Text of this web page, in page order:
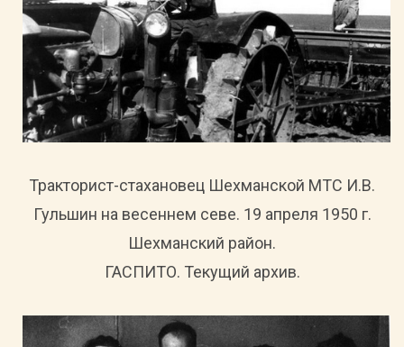
Тракторист-стахановец Шехманской МТС И.В.
Гульшин на весеннем севе. 19 апреля 1950 г.
Шехманский район.
ГАСПИТО. Текущий архив.